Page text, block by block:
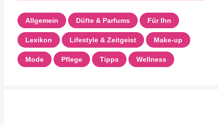
Allgemein Düfte & Parfums Für Ihn
Lexikon Lifestyle & Zeitgeist Make-up
Mode Pflege Tipps Wellness